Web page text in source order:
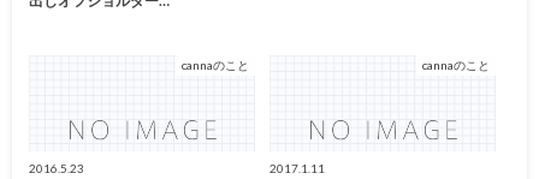
cannaのこと
2016.5.23
cannaのこと
2017.1.11